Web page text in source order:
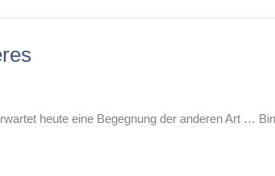
heute eine Begegnung der anderen Art …